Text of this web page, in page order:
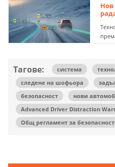
Нов
Тагове: система
следене на шофьора
безопасност
нови
Advanced Driver Distraction
Общ регламент за безопасност